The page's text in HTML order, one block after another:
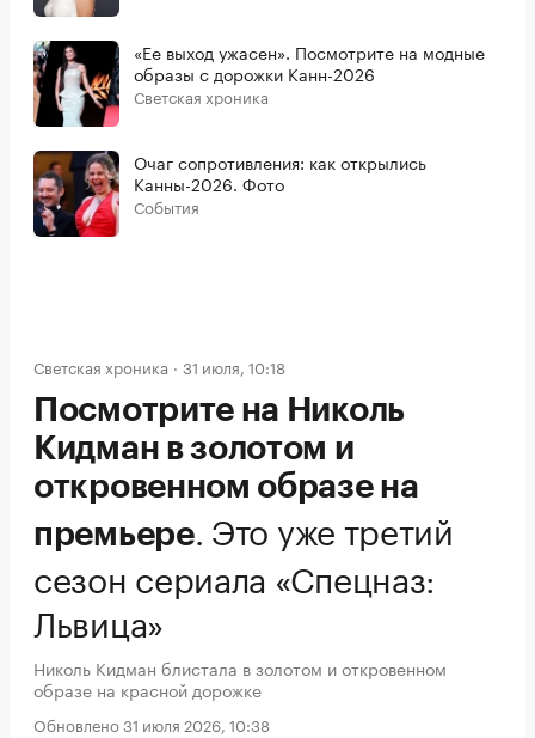
«Ее выход ужасен». Посмотрите на модные
образы с дорожки Канн-2026
Светская хроника
Очаг сопротивления: как открылись
Канны-2026. Фото
События
Светская хроника 31 июля, 10:18
Посмотрите на Николь
Кидман в золотом и
откровенном образе на
премьере. Это уже третий
сезон сериала «Спецназ:
Львица»
Николь Кидман блистала в золотом и откровенном
образе на красной дорожке
Обновлено 31 июля 2026, 10:38